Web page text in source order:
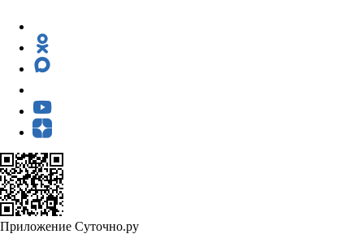
Приложение Суточно.ру